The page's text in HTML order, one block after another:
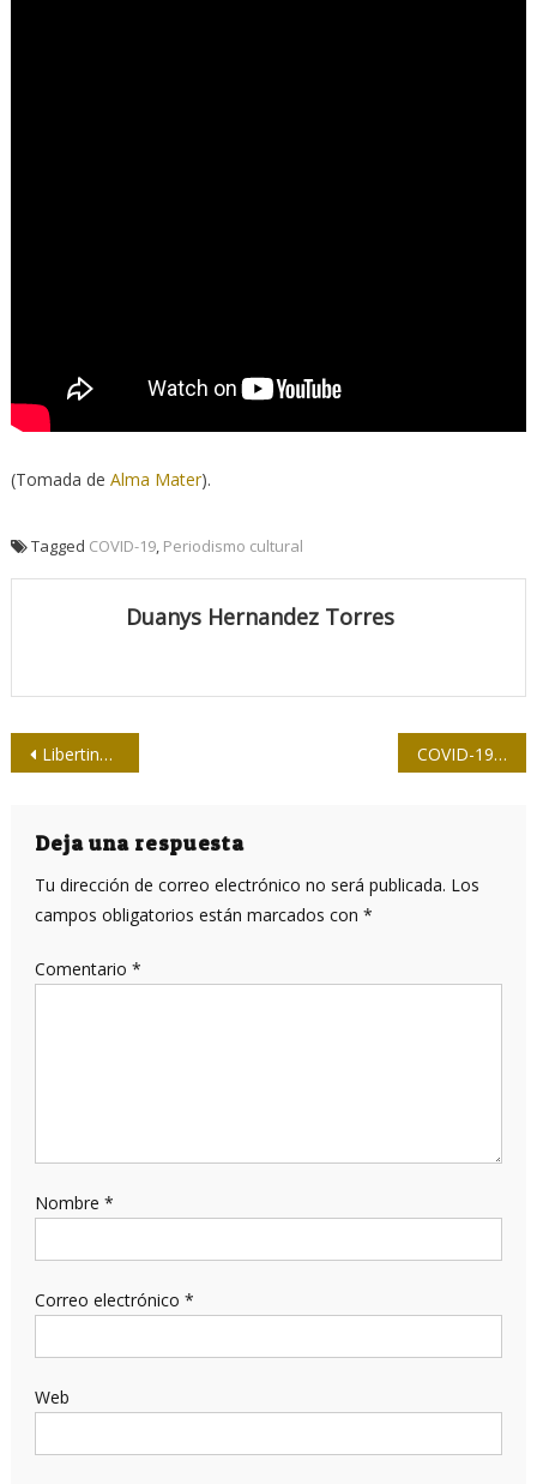
(Tomada de Alma Mater).
Tagged COVID-19, Periodismo cultural
Duanys Hernandez Torres
Navegación
entradas
Libertinaje patibulario COVID-19 en Cuba: se mantiene la tendencia
Deja una respuesta
Tu dirección de correo electrónico no será publicada. Los
campos obligatorios están marcados con *
Comentario *
Nombre *
Correo electrónico *
Web